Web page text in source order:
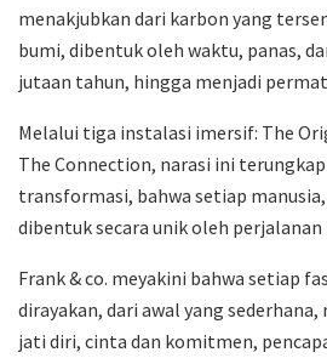
menakjubkan dari karbon yang
bumi, dibentuk oleh waktu, panas,
jutaan tahun, hingga menjadi
Melalui tiga instalasi imersif: The
The Connection, narasi ini
transformasi, bahwa setiap
dibentuk secara unik oleh perjalanan
Frank & co. meyakini bahwa setiap
dirayakan, dari awal yang
jati diri, cinta dan komitmen,